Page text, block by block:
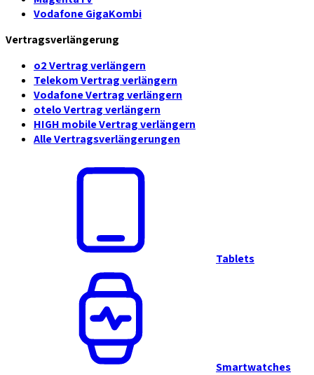
Vodafone GigaKombi
Vertragsverlängerung
o2 Vertrag verlängern
Telekom Vertrag verlängern
Vodafone Vertrag verlängern
otelo Vertrag verlängern
HIGH mobile Vertrag verlängern
Alle Vertragsverlängerungen
Tablets
Smartwatches